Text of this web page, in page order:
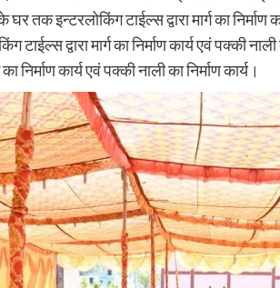
तक इन्टरलोकिंग टाईल्स द्वारा मार्ग का निर्माण
टाईल्स द्वारा मार्ग का निर्माण कार्य एवं पक्की
निर्माण कार्य एवं पक्की नाली का निर्माण कार्य।